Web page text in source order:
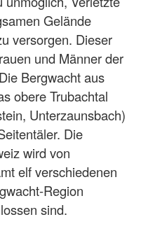
Gelände
versorgen. Dieser
und Männer der
Bergwacht aus
obere Trubachtal
Unterzaunsbach)
Die
wird von
elf verschiedenen
Region
sind.